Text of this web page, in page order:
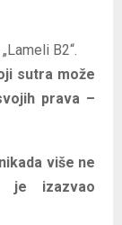
B2“.
sutra može
prava –
više ne
je izazvao